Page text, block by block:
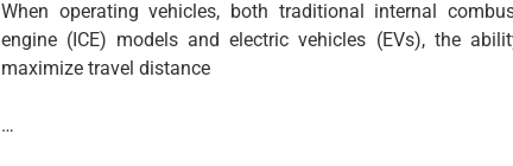
When operating vehicles, both traditional internal
engine (ICE) models and electric vehicles (EVs), the
maximize travel distance
…